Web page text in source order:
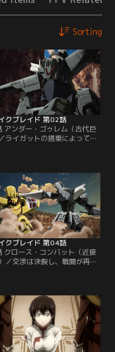
Sorting
クブレイド 第02話
アンダー・ゴゥレム（古代巨
ライガットの搭乗によって
に立ちはだかるゼスの強襲部
しい戦闘のさなか、祖国の運
負って再会するかつての親友
彼のみが動かせる巨大な力を
たライガットは、戦乱の渦へ
なく飲み込まれてゆく。
クブレイド 第04話
クロース・コンバット（近接
／交渉は決裂し、戦闘が再開
を余儀なくされてしまう。ゼス
誠と武功に逸り、苛烈な攻撃
ガットを追い詰めるリィ。デ
ングの可動限界が迫るなか、
ットが目にしたのはあまりに
な“戦争”の現実だった。